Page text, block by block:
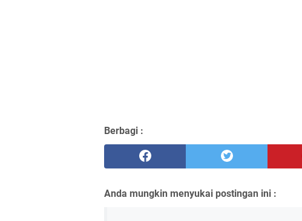
Berbagi :
Anda mungkin menyukai postingan ini :